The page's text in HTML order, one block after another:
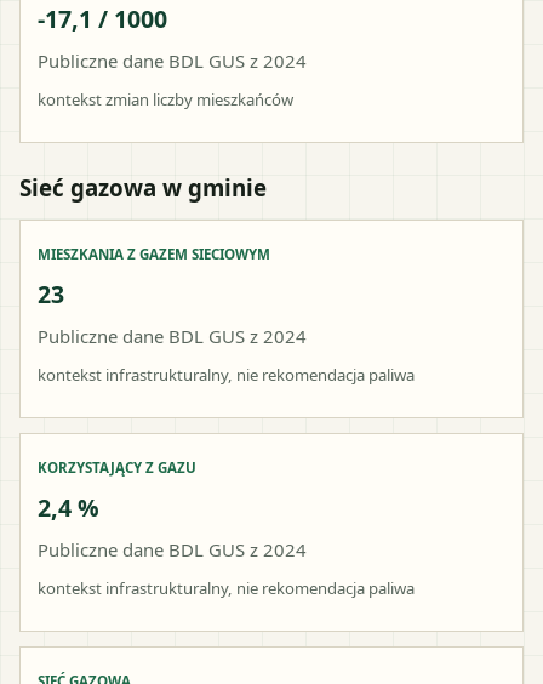
-17,1 / 1000
Publiczne dane BDL GUS z 2024
kontekst zmian liczby mieszkańców
Sieć gazowa w gminie
MIESZKANIA Z GAZEM SIECIOWYM
23
Publiczne dane BDL GUS z 2024
kontekst infrastrukturalny, nie rekomendacja paliwa
KORZYSTAJĄCY Z GAZU
2,4 %
Publiczne dane BDL GUS z 2024
kontekst infrastrukturalny, nie rekomendacja paliwa